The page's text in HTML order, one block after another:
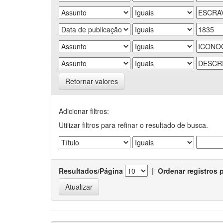
Retornar valores
Adicionar filtros:
Utilizar filtros para refinar o resultado de busca.
Resultados/Página | Ordenar registros